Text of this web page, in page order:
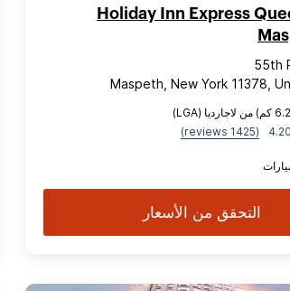
Holiday Inn Express
Maspeth, New York 11378,
4.20
(1425 reviews)
التحقق من الأسعار